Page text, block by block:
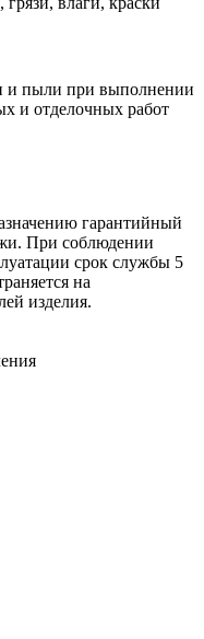
и пыли при выполнении
и отделочных работ
гарантийный
При соблюдении
срок службы 5
на
изделия.